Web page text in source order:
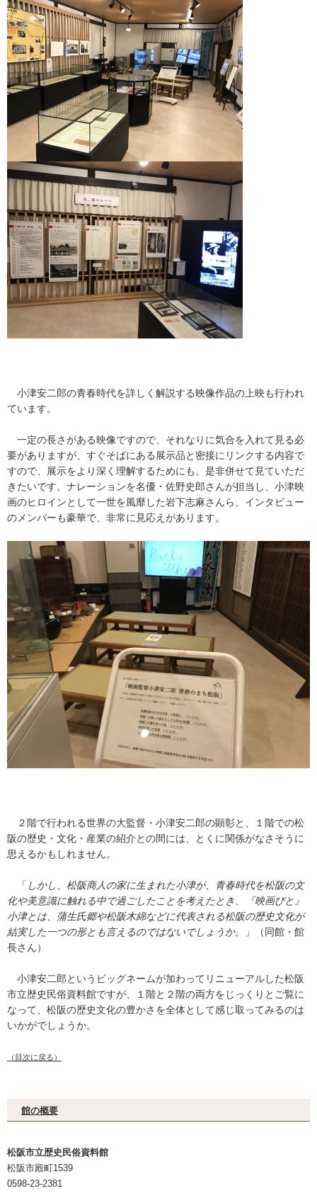
小津安二郎の青春時代を詳しく解説する映像作品の上映も行われ
ています。
一定の長さがある映像ですので、それなりに気合を入れて見る必
要がありますが、すぐそばにある展示品と密接にリンクする内容で
すので、展示をより深く理解するためにも、是非併せて見ていただ
きたいです。ナレーションを名優・佐野史郎さんが担当し、小津映
画のヒロインとして一世を風靡した岩下志麻さんら、インタビュー
のメンバーも豪華で、非常に見応えがあります。
２階で行われる世界の大監督・小津安二郎の顕彰と、１階での松
阪の歴史・文化・産業の紹介との間には、とくに関係がなさそうに
思えるかもしれません。
「 しかし、松阪商人の家に生まれた小津が、青春時代を松阪の文
化や美意識に触れる中で過ごしたことを考えたとき、『映画びと』
小津とは、蒲生氏郷や松阪木綿などに代表される松阪の歴史文化が
結実した一つの形とも言えるのではないでしょうか。
」（同館・館
長さん）
小津安二郎というビッグネームが加わってリニューアルした松阪
市立歴史民俗資料館ですが、１階と２階の両方をじっくりとご覧に
なって、松阪の歴史文化の豊かさを全体として感じ取ってみるのは
いかがでしょうか。
（目次に戻る）
館の概要
松阪市立歴史民俗資料館
松阪市殿町1539
0598-23-2381